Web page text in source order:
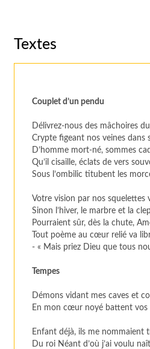
Textes
Couplet d’un pendu
Délivrez-nous des mâchoires
Crypte figeant nos veines dans
D’homme mort-né, sommes
Qu’il cisaille, éclats de vers
Sous l’ombilic titubent les
Votre vision par nos squelettes
Sinon l’hiver, le marbre et la
Pourraient sûr, dès la chute,
Tout poème au cœur relié va
- « Mais priez Dieu que tous
Tempes
Démons vidant mes caves et
En mon cœur noyé battent vos
Enfant déjà, ils me nommaient
Du roi Néant d’où j’ai voulu